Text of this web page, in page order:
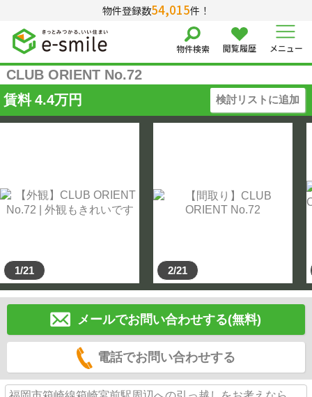
物件登録数54,015件！
物件検索 閲覧履歴 メニュー
CLUB ORIENT No.72
賃料 4.4万円 検討リストに追加
1/21 2/21
メールでお問い合わせする(無料)
電話でお問い合わせする